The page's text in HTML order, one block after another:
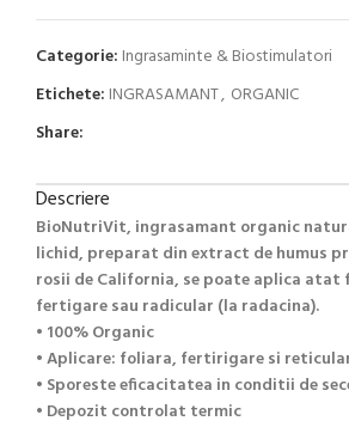
Categorie: Ingrasaminte & Biostimulatori
Etichete: INGRASAMANT, ORGANIC
Share:
Descriere
BioNutriVit, ingrasamant organic
lichid, preparat din extract de humus
rosii de California, se poate aplica
fertigare sau radicular (la radacina).
• 100% Organic
• Aplicare: foliara, fertirigare si
• Sporeste eficacitatea in conditii de
• Depozit controlat termic